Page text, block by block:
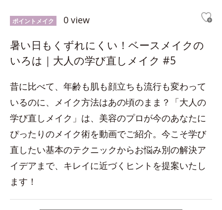
ポイントメイク 0 view
暑い日もくずれにくい！ベースメイクの
いろは｜大人の学び直しメイク #5
昔に比べて、年齢も肌も顔立ちも流行も変わって
いるのに、メイク方法はあの頃のまま？「大人の
学び直しメイク」は、美容のプロが今のあなたに
ぴったりのメイク術を動画でご紹介。今こそ学び
直したい基本のテクニックからお悩み別の解決ア
イデアまで、キレイに近づくヒントを提案いたし
ます！